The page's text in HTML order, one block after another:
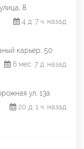
8
4 д. 7 ч. назад
карьер, 50
6 мес. 7 д. назад
ул, 13а
20 д. 1 ч. назад